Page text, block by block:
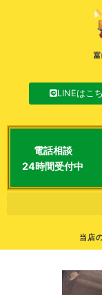
LINEはこ
電話相談
24時間受付中
当店